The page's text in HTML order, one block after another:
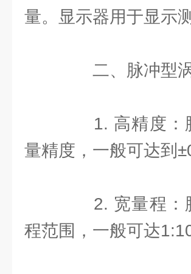
量。显示器用于显示
二、脉冲型涡
1. 高精度：脉
量精度，一般可达到
2. 宽量程：脉
程范围，一般可达